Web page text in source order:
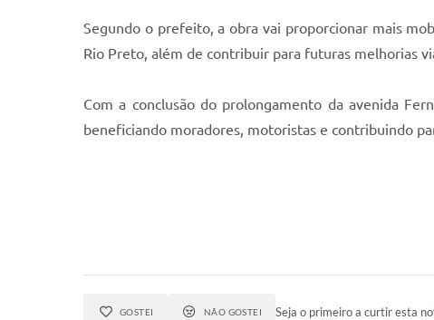
Segundo o prefeito, a obra vai proporcionar mais
Rio Preto, além de contribuir para futuras melhorias
Com a conclusão do prolongamento da avenida
beneficiando moradores, motoristas e contribuindo
GOSTEI NÃO GOSTEI Seja o primeiro a curtir esta